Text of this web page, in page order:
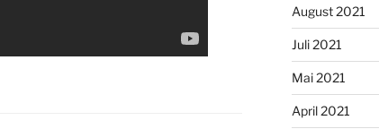
August 2021
Juli 2021
Mai 2021
April 2021